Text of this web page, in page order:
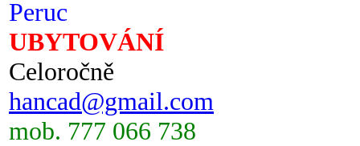
Peruc
UBYTOVÁNÍ
Celoročně
hancad@gmail.com
mob. 777 066 738